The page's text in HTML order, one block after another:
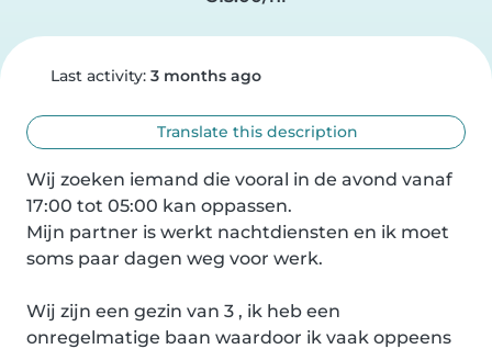
Last activity: 3 months ago
Translate this description
Wij zoeken iemand die vooral in de avond vanaf
17:00 tot 05:00 kan oppassen.
Mijn partner is werkt nachtdiensten en ik moet
soms paar dagen weg voor werk.
Wij zijn een gezin van 3 , ik heb een
onregelmatige baan waardoor ik vaak oppeens